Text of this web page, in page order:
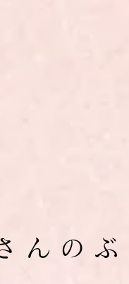
ん の ぶ